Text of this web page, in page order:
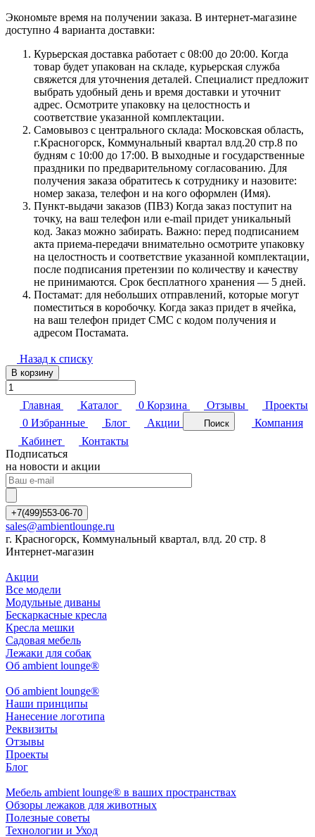
Экономьте время на получении заказа. В интернет-магазине
доступно 4 варианта доставки:
Курьерская доставка работает с 08:00 до 20:00. Когда
товар будет упакован на складе, курьерская служба
свяжется для уточнения деталей. Специалист предложит
выбрать удобный день и время доставки и уточнит
адрес. Осмотрите упаковку на целостность и
соответствие указанной комплектации.
Самовывоз с центрального склада: Московская область,
г.Красногорск, Коммунальный квартал влд.20 стр.8 по
будням с 10:00 до 17:00. В выходные и государственные
праздники по предварительному согласованию. Для
получения заказа обратитесь к сотруднику и назовите:
номер заказа, телефон и на кого оформлен (Имя).
Пункт-выдачи заказов (ПВЗ) Когда заказ поступит на
точку, на ваш телефон или e-mail придет уникальный
код. Заказ можно забирать. Важно: перед подписанием
акта приема-передачи внимательно осмотрите упаковку
на целостность и соответствие указанной комплектации,
после подписания претензии по количеству и качеству
не принимаются. Срок бесплатного хранения — 5 дней.
Постамат: для небольших отправлений, которые могут
поместиться в коробочку. Когда заказ придет в ячейка,
на ваш телефон придет СМС с кодом получения и
адресом Постамата.
Назад к списку
В корзину
Главная Каталог 0 Корзина Отзывы
Проекты
0 Избранные Блог Акции Поиск
Компания
Кабинет
Контакты
Подписаться
на новости и акции
+7(499)553-06-70
sales@ambientlounge.ru
г. Красногорск, Коммунальный квартал, влд. 20 стр. 8
Интернет-магазин
Акции
Все модели
Модульные диваны
Бескаркасные кресла
Кресла мешки
Садовая мебель
Лежаки для собак
Об ambient lounge®
Oб ambient lounge®
Наши принципы
Нанесение логотипа
Реквизиты
Отзывы
Проекты
Блог
Мебель ambient lounge® в ваших пространствах
Обзоры лежаков для животных
Полезные советы
Технологии и Уход